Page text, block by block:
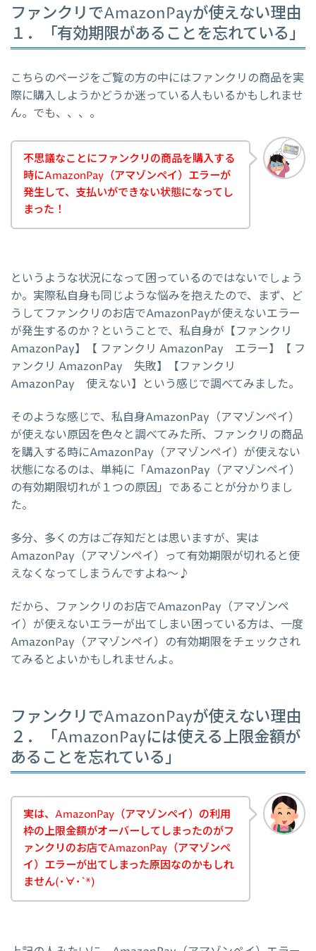
ファンクリでAmazonPayが使えない理由
１．「有効期限があることを忘れている」
こちらのページをご覧の方の中にはファンクリの商品を実
際に購入しようかどうか迷っている人もいるかもしれませ
ん。でも、、、。
不思議なことにファンクリの商品を購入する
時にAmazonPay（アマゾンペイ）エラーが
発生して、支払いができない状態になってし
まった！
というような状況になって困っているのではないでしょう
か。実際私自身も同じような悩みを抱えたので、まず、ど
うしてファンクリのお店でAmazonPayが使えないエラー
が発生するのか？ということで、私自身が【ファンクリ
AmazonPay】【 ファンクリ AmazonPay エラー】【 フ
ァンクリ AmazonPay 失敗】【ファンクリ
AmazonPay 使えない】という感じで調べてみました。
そのような感じで、私自身AmazonPay（アマゾンペイ）
が使えない原因を色々と調べてみた所、ファンクリの商品
を購入する時にAmazonPay（アマゾンペイ）が使えない
状態になるのは、単純に「AmazonPay（アマゾンペイ）
の有効期限切れが１つの原因」であることが分かりまし
た。
多分、多くの方はご存知だとは思いますが、実は
AmazonPay（アマゾンペイ）って有効期限が切れると使
えなくなってしまうんですよね～♪
だから、ファンクリのお店でAmazonPay（アマゾンペ
イ）が使えないエラーが出てしまい困っている方は、一度
AmazonPay（アマゾンペイ）の有効期限をチェックされ
てみるとよいかもしれませんよ。
ファンクリでAmazonPayが使えない理由
２．「AmazonPayには使える上限金額が
あることを忘れている」
実は、AmazonPay（アマゾンペイ）の利用
枠の上限金額がオーバーしてしまったのがフ
ァンクリのお店でAmazonPay（アマゾンペ
イ）エラーが出てしまった原因なのかもしれ
ません(･∀･`*)